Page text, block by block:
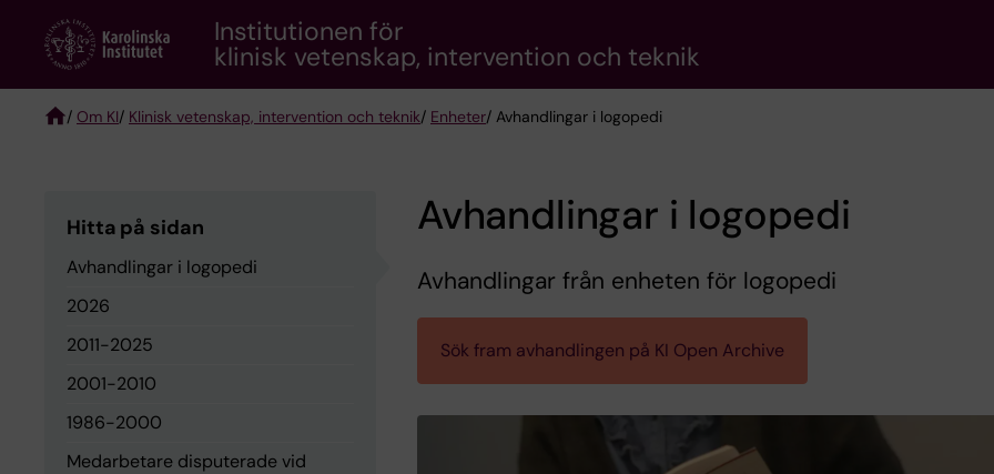
content
Institutionen för
klinisk vetenskap, intervention och teknik
/ Om KI/ Klinisk vetenskap, intervention och teknik/ Enheter/ Avhandlingar i logopedi
Hitta på sidan
Avhandlingar i logopedi
2026
2011-2025
2001-2010
1986-2000
Medarbetare disputerade vid
Avhandlingar i logopedi
Avhandlingar från enheten för logopedi
Sök fram avhandlingen på KI Open Archive